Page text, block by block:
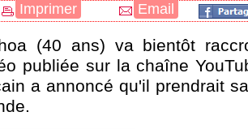
Imprimer Email
(40 ans) va bientôt
publiée sur la chaîne
a annoncé qu'il prendrait